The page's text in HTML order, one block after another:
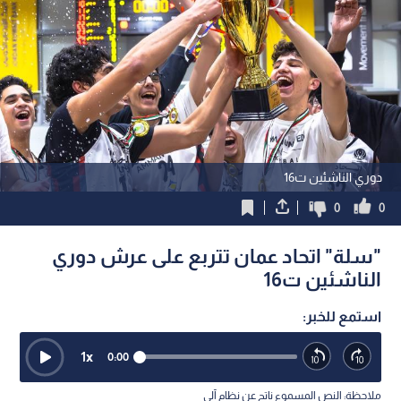
دوري الناشئين ت16
0
0
"سلة" اتحاد عمان تتربع على عرش دوري
الناشئين ت16
استمع للخبر:
0:00
1x
ملاحظة: النص المسموع ناتج عن نظام آلي